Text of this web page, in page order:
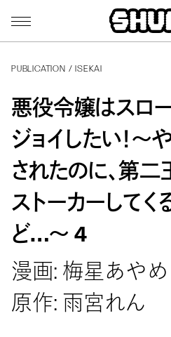
PUBLICATION / ISEKAI
悪役令嬢はスロ
ジョイしたい！〜
されたのに、第
ストーカーしてく
ど…〜 4
漫画: 梅星あやめ
原作: 雨宮れん